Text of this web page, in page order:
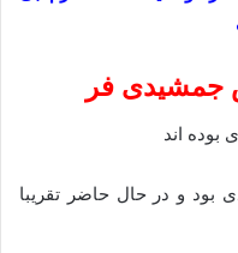
جمشیدی فر
بوده اند
بود و در حال حاضر تقریبا